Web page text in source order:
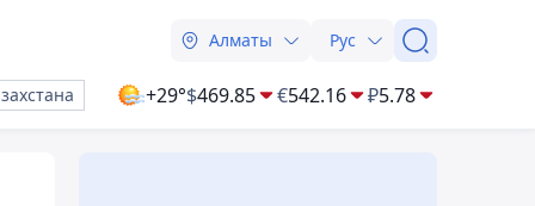
Алматы Рус
+29°$469.85 €542.16 ₽5.78